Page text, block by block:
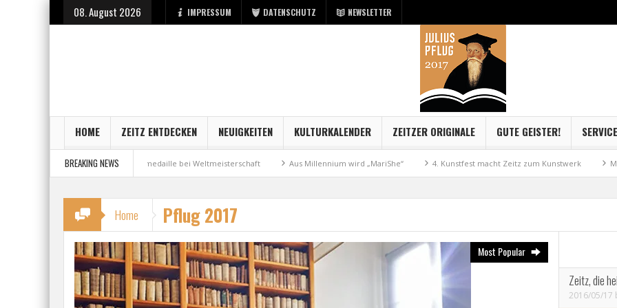
08. August 2026 IMPRESSUM DATENSCHUTZ NEWSLETTER
HOME ZEITZ ENTDECKEN NEUIGKEITEN KULTURKALENDER ZEITZER ORIGINALE GUTE GEISTER! SERVICE
BREAKING NEWS
Bronzemedaille bei Weltmeisterschaft Aus Millennium wird „MariShe“ 4. Kunstfest macht Zeitz zum Kunstwerk Museum
Home Pflug 2017
Most Popular
Zeitz, die
2016/05/17